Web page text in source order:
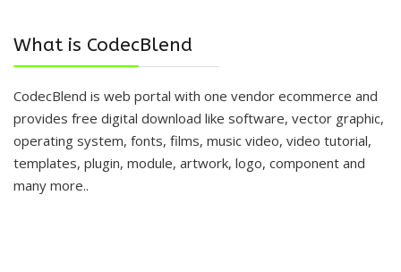
What is CodecBlend
CodecBlend is web portal with one vendor ecommerce and
provides free digital download like software, vector graphic,
operating system, fonts, films, music video, video tutorial,
templates, plugin, module, artwork, logo, component and
many more..